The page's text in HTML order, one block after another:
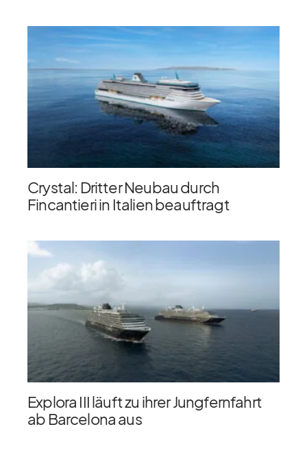
Crystal: Dritter Neubau durch
Fincantieri in Italien beauftragt
Explora III läuft zu ihrer Jungfernfahrt
ab Barcelona aus